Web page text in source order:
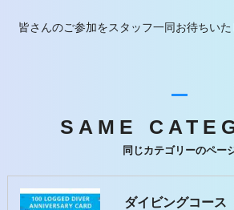
皆さんのご参加をスタッフ一同お待ちいた
同じカテゴリーのペー
SAME
ダイビングコース